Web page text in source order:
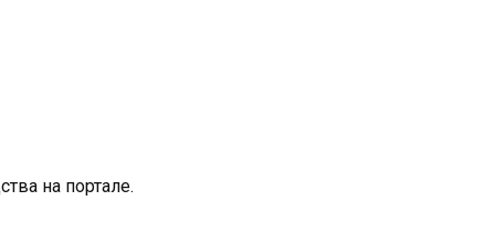
на портале.